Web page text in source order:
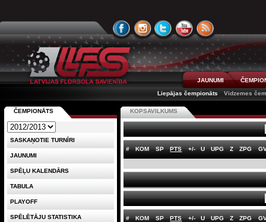
JAUNUMI
Liepājas čempionāts
Vidzemes
KOPSAVILKUMS
# KOM SP PTS +/- U UPG Z ZPG
# KOM SP PTS +/- U UPG Z ZPG
ČEMPIONĀTS
SASKAŅOTIE TURNĪRI
JAUNUMI
SPĒĻU KALENDĀRS
TABULA
PLAYOFF
SPĒLĒTĀJU STATISTIKA